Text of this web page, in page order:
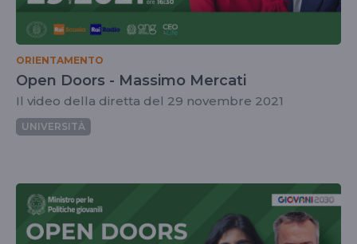
ORIENTAMENTO
Open Doors - Massimo Mercati
Il video della diretta del 29 novembre 2021
UNIVERSITÀ